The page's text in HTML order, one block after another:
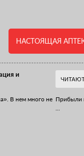
НАСТОЯЩАЯ
и
В нем много не Прибыли